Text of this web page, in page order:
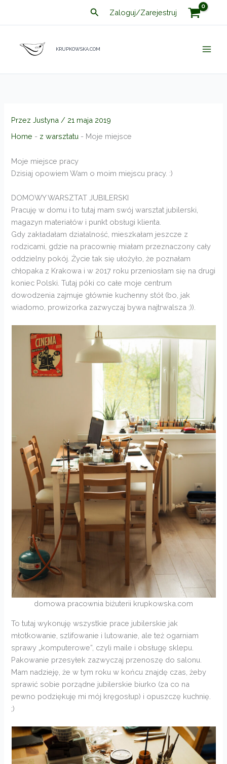
SzukajZaloguj/Zarejestruj
KRUPKOWSKA.COM
PrzezJustyna / 21 maja 2019
Home - z warsztatu - Moje miejsce
Moje miejsce pracy
Dzisiaj opowiem Wam o moim miejscu pracy. :)
DOMOWY WARSZTAT JUBILERSKI
Pracuję w domu i to tutaj mam swój warsztat jubilerski,
magazyn materiałów i punkt obsługi klienta.
Gdy zakładałam działalność, mieszkałam jeszcze z
rodzicami, gdzie na pracownię miałam przeznaczony cały
oddzielny pokój. Życie tak się ułożyło, że poznałam
chłopaka z Krakowa i w 2017 roku przeniosłam się na drugi
koniec Polski. Tutaj póki co całe moje centrum
dowodzenia zajmuje głównie kuchenny stół (bo, jak
wiadomo, prowizorka zazwyczaj bywa najtrwalsza ;)).
domowa pracownia biżuterii krupkowska.com
To tutaj wykonuję wszystkie prace jubilerskie jak
młotkowanie, szlifowanie i lutowanie, ale też ogarniam
sprawy „komputerowe”, czyli maile i obsługę sklepu.
Pakowanie przesyłek zazwyczaj przenoszę do salonu.
Mam nadzieję, że w tym roku w końcu znajdę czas, żeby
sprawić sobie porządne jubilerskie biurko (za co na
pewno podziękuję mi mój kręgosłup) i opuszczę kuchnię.
;)